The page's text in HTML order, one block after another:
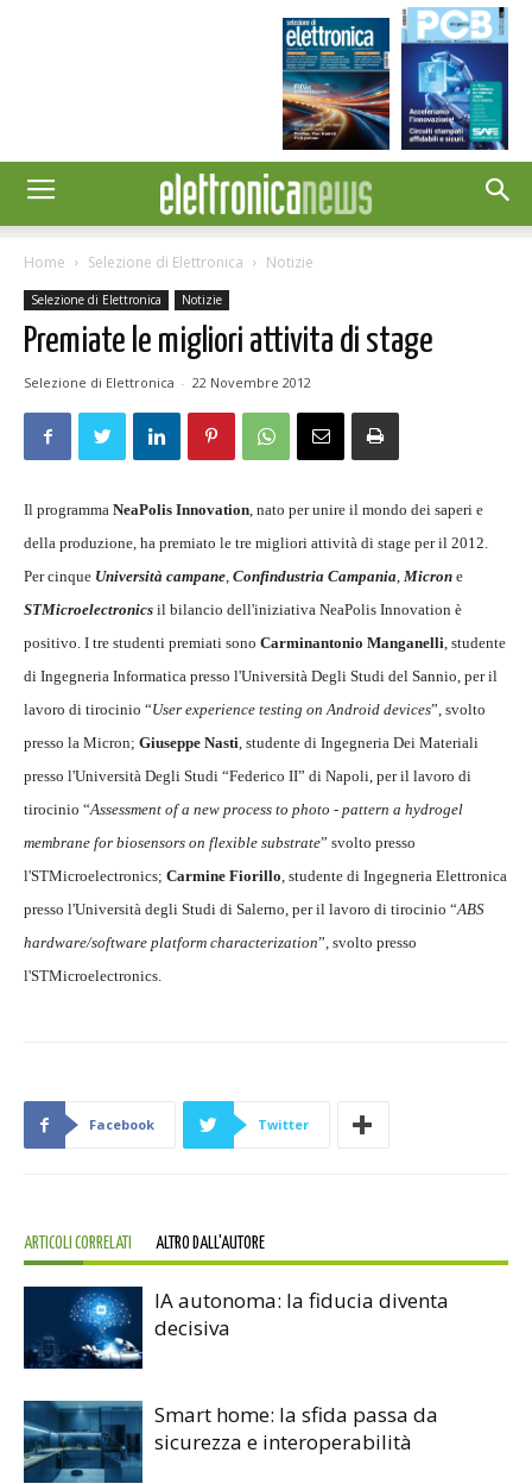
Home Selezione di Elettronica Notizie
Selezione di Elettronica Notizie
Premiate le migliori attivita di stage
Selezione di Elettronica - 22 Novembre 2012
Il programma NeaPolis Innovation, nato per unire il mondo dei saperi e
della produzione, ha premiato le tre migliori attività di stage per il 2012.
Per cinque Università campane, Confindustria Campania, Micron e
STMicroelectronics il bilancio dell'iniziativa NeaPolis Innovation è
positivo. I tre studenti premiati sono Carminantonio Manganelli, studente
di Ingegneria Informatica presso l'Università Degli Studi del Sannio, per il
lavoro di tirocinio “User experience testing on Android devices”, svolto
presso la Micron; Giuseppe Nasti, studente di Ingegneria Dei Materiali
presso l'Università Degli Studi “Federico II” di Napoli, per il lavoro di
tirocinio “Assessment of a new process to photo - pattern a hydrogel
membrane for biosensors on flexible substrate” svolto presso
l'STMicroelectronics; Carmine Fiorillo, studente di Ingegneria Elettronica
presso l'Università degli Studi di Salerno, per il lavoro di tirocinio “ABS
hardware/software platform characterization”, svolto presso
l'STMicroelectronics.
Facebook Twitter
ARTICOLI CORRELATI ALTRO DALL'AUTORE
IA autonoma: la fiducia diventa
decisiva
Smart home: la sfida passa da
sicurezza e interoperabilità